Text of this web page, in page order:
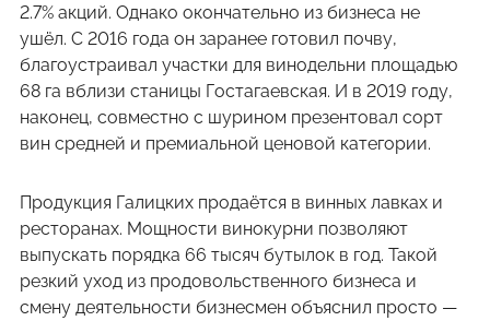
2.7% акций. Однако окончательно из бизнеса не
ушёл. С 2016 года он заранее готовил почву,
благоустраивал участки для винодельни площадью
68 га вблизи станицы Гостагаевская. И в 2019 году,
наконец, совместно с шурином презентовал сорт
вин средней и премиальной ценовой категории.
Продукция Галицких продаётся в винных лавках и
ресторанах. Мощности винокурни позволяют
выпускать порядка 66 тысяч бутылок в год. Такой
резкий уход из продовольственного бизнеса и
смену деятельности бизнесмен объяснил просто —